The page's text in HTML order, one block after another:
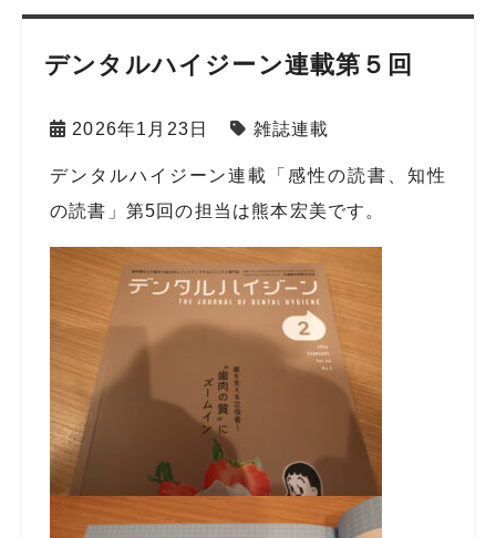
デンタルハイジーン連載第５回
2026年1月23日 雑誌連載
デンタルハイジーン連載「感性の読書、知性
の読書」第5回の担当は熊本宏美です。